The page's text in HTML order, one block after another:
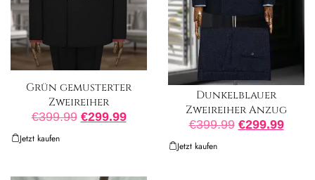
Grün gemusterter
Zweireiher
€399.99 €299.99
Jetzt kaufen
Dunkelblauer
Zweireiher Anzug
€399.99 €299.99
Jetzt kaufen